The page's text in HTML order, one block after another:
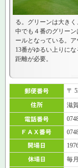
る。グリーンは大きく
中でも４番のグリー
ールとなっている。
13番がゆるい上りに
距離が必要。
〒
滋
毎